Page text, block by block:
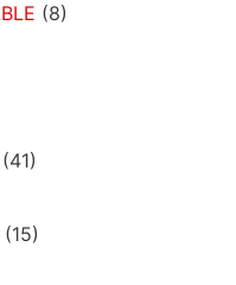
(8)
(41)
(15)